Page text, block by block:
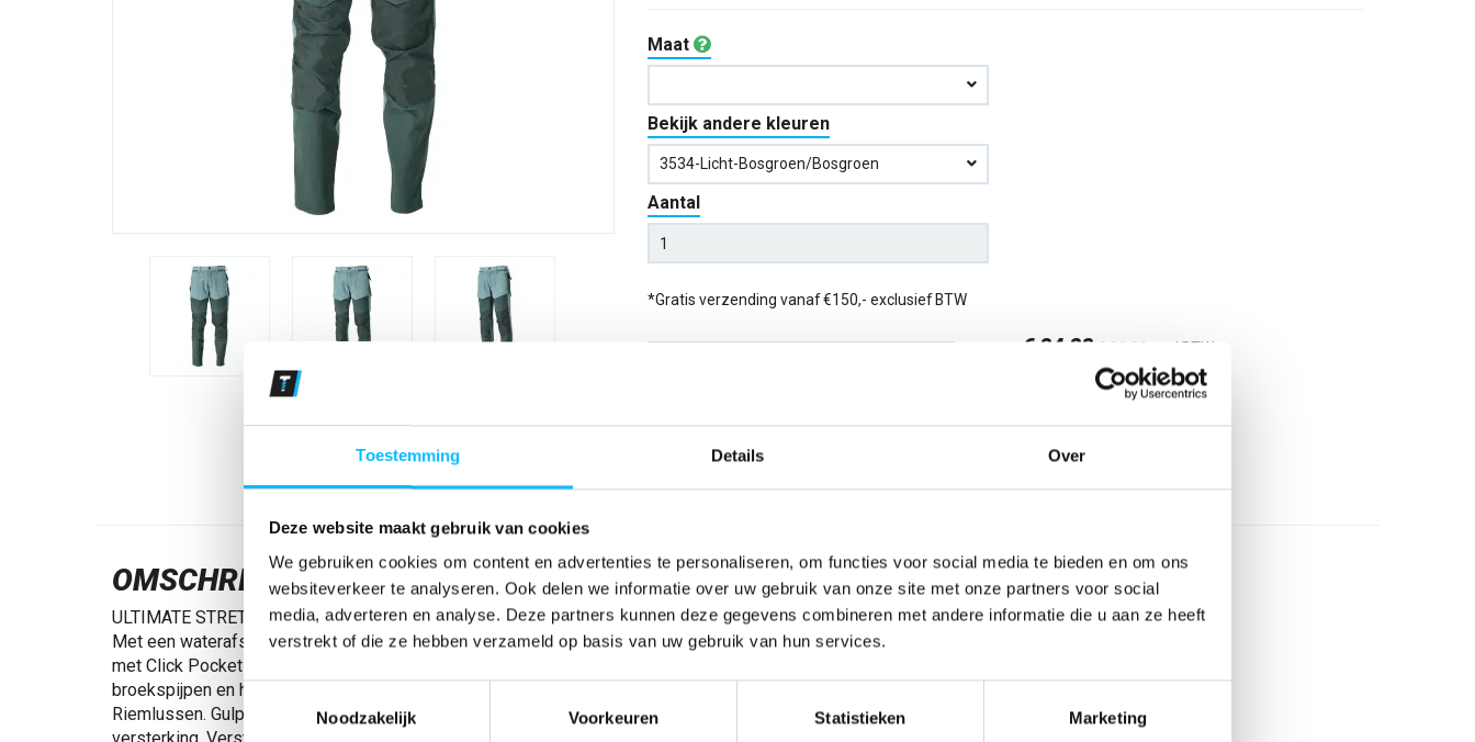
Toestemming Details Over
Deze website maakt gebruik van cookies
We gebruiken cookies om content en advertenties te personaliseren, om functies voor social media te bieden en om ons
websiteverkeer te analyseren. Ook delen we informatie over uw gebruik van onze site met onze partners voor social
media, adverteren en analyse. Deze partners kunnen deze gegevens combineren met andere informatie die u aan ze heeft
verstrekt of die ze hebben verzameld op basis van uw gebruik van hun services.
Toestemmingsselectie
Noodzakelijk
Voorkeuren Statistieken Marketing
Maat
Bekijk andere kleuren
3534-Licht-Bosgroen/bosgroen
Aantal
*Gratis verzending vanaf €150,- exclusief BTW
€ 84,88 € 99 ,92 excl BTW
,70€ 120,90 incl BTW
Verwachte bezorgdag:14-08-2026
OMSCHRIJVING
ULTIMATE STRETCH-stof met laag gewicht en hoge slijtvastheid.
Met een waterafstotende finish. Voorbereid voor spijkerzakken
met Click Pocket System. Twee- en drievoudig gestikt bij de
broekspijpen en het kruis. Ergonomisch gevormde broekspijpen.
Riemlussen. Gulp met rits. Voorzakken. Achterzakken met
SPECIFICATIES
Artikelnummer
-
EAN nummer
-
nl_materiaal
Polyamide Elastaan